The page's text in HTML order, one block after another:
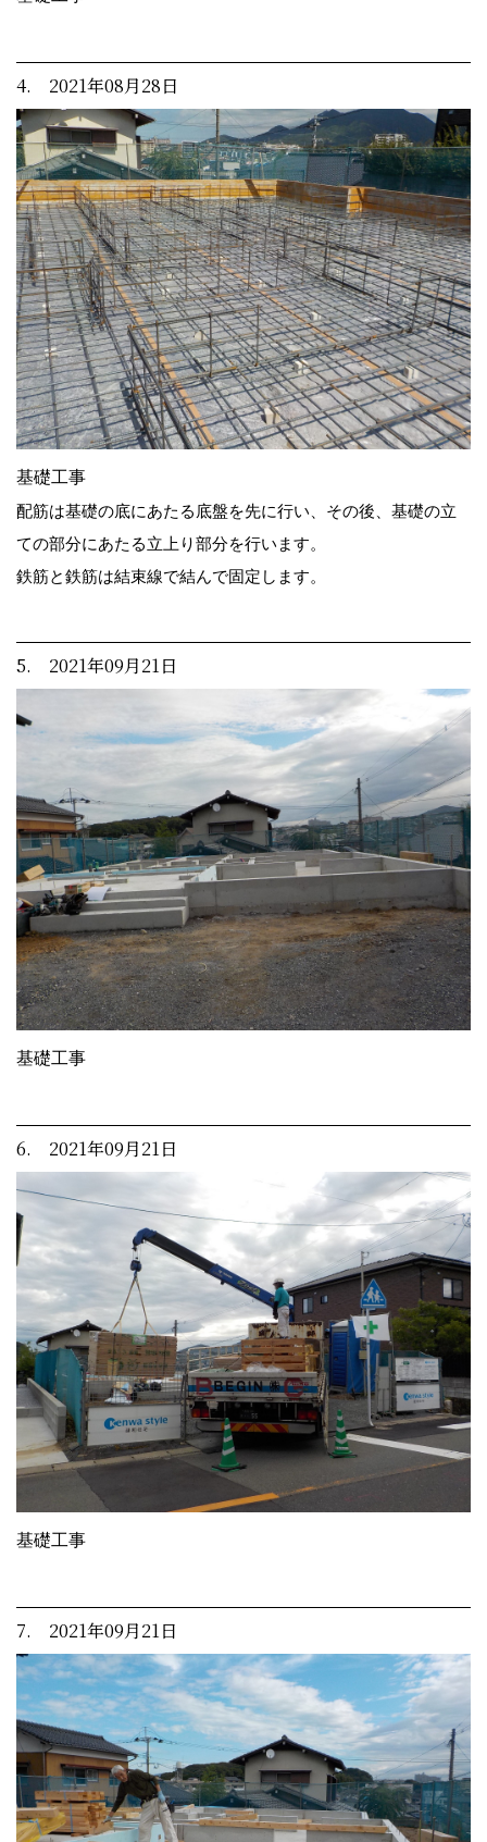
4. 2021年08月28日
基礎工事
配筋は基礎の底にあたる底盤を先に行い、その後、基礎の立
ての部分にあたる立上り部分を行います。
鉄筋と鉄筋は結束線で結んで固定します。
5. 2021年09月21日
基礎工事
6. 2021年09月21日
基礎工事
7. 2021年09月21日